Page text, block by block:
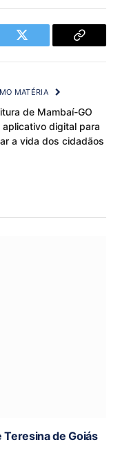
Twitter
Copy
MATÉRIA
de Mambaí-GO
aplicativo digital para
a vida dos cidadãos
de Goiás